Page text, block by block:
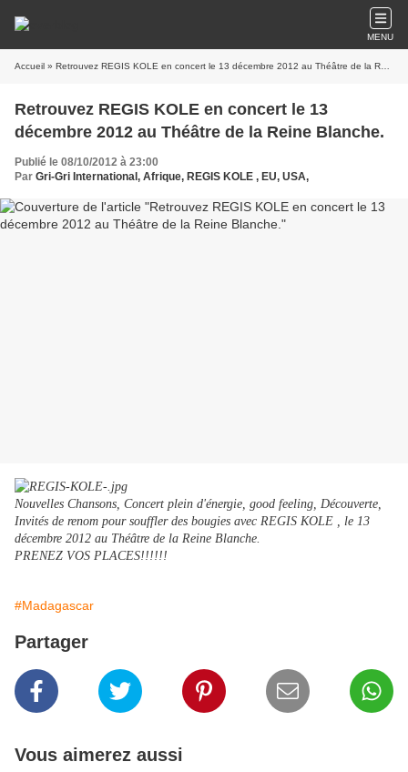
MENU
Accueil » Retrouvez REGIS KOLE en concert le 13 décembre 2012 au Théâtre de la Reine Blanche.
Retrouvez REGIS KOLE en concert le 13
décembre 2012 au Théâtre de la Reine Blanche.
Publié le 08/10/2012 à 23:00
Par Gri-Gri International, Afrique, REGIS KOLE , EU, USA,
Nouvelles Chansons, Concert plein d'énergie, good feeling, Découverte,
Invités de renom pour souffler des bougies avec REGIS KOLE , le 13
décembre 2012 au Théâtre de la Reine Blanche.
PRENEZ VOS PLACES!!!!!!
#Madagascar
Partager
Vous aimerez aussi